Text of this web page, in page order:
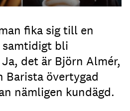
fika sig till en
bli
det är Björn Almér,
Barista övertygad
nämligen kundägd.